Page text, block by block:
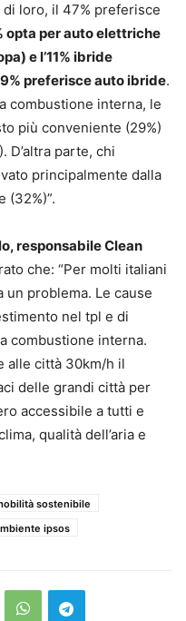
di loro, il 47% preferisce
opta per auto elettriche
e l’11% ibride
preferisce auto ibride.
combustione interna, le
più conveniente (29%)
D’altra parte, chi
principalmente dalla
(32%)”.
responsabile Clean
che: “Per molti italiani
problema. Le cause
nel tpl e di
combustione interna.
alle città 30km/h il
delle grandi città per
accessibile a tutti e
qualità dell’aria e
sostenibile
ipsos